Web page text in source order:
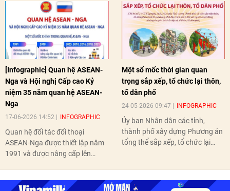
[Infographic] Quan hệ ASEAN-
Nga và Hội nghị Cấp cao Kỷ
niệm 35 năm quan hệ ASEAN-
Nga
17-06-2026 14:52 INFOGRAPHIC
Quan hệ đối tác đối thoại
ASEAN-Nga được thiết lập năm
1991 và được nâng cấp lên
nghị Cấp cao vào các năm 2005,
Một số mốc thời gian quan
trọng sắp xếp, tổ chức lại thôn,
tổ dân phố
24-05-2026 09:47 INFOGRAPHIC
Ủy ban Nhân dân các tỉnh,
thành phố xây dựng Phương án
tổng thể sắp xếp, tổ chức lại